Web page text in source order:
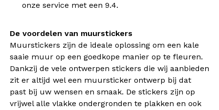
onze service met een 9.4.
De voordelen van muurstickers
Muurstickers zijn de ideale oplossing om een kale
saaie muur op een goedkope manier op te fleuren.
Dankzij de vele ontwerpen stickers die wij aanbieden
zit er altijd wel een muursticker ontwerp bij dat
past bij uw wensen en smaak. De stickers zijn op
vrijwel alle vlakke ondergronden te plakken en ook